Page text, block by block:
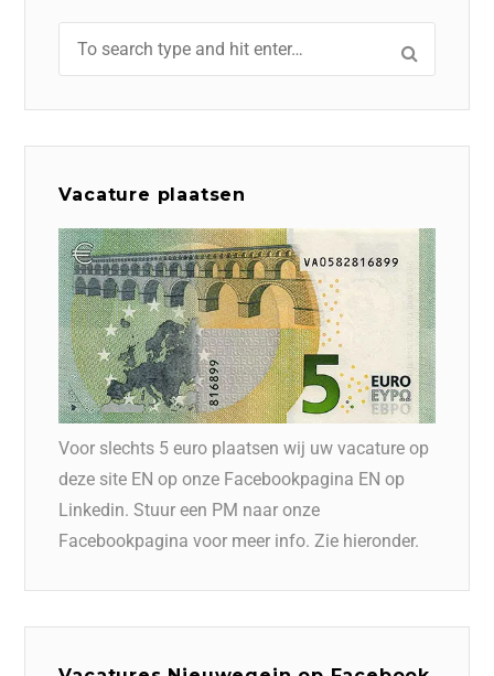
Vacature plaatsen
Voor slechts 5 euro plaatsen wij uw vacature op
deze site EN op onze Facebookpagina EN op
Linkedin. Stuur een PM naar onze
Facebookpagina voor meer info. Zie hieronder.